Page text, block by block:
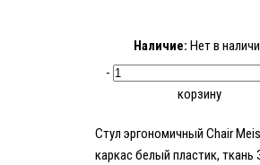
Наличие: Нет в
-
корзину
Стул эргономичный Chair
каркас белый пластик, ткань